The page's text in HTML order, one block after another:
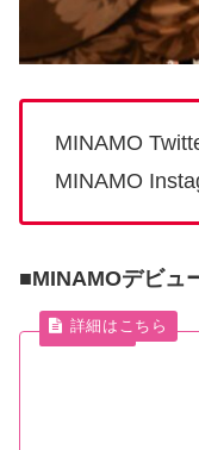
MINAMO
MINAMO
■MINAMOデビュ